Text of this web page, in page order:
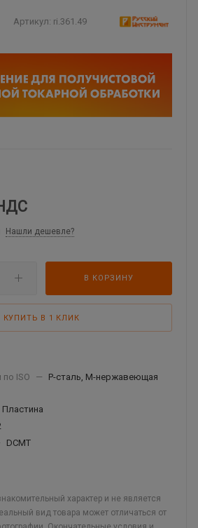
Артикул: ri.361.49
Нашли дешевле?
В КОРЗИНУ
КУПИТЬ В 1 КЛИК
ISO —
P-сталь, М-нержавеющая
Пластина
DCMT
характер и не является
вид товара может отличаться от